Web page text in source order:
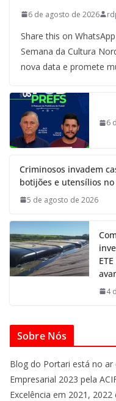
6 de agosto de 2026
Share this on
Semana da Cultura
nova data e promete
6
Criminosos invadem
botijões e utensílios
5 de agosto de 2026
4
Sobre Nós
Blog do Portari está no ar
Empresarial 2023 pela
Excelência em 2021, 2022